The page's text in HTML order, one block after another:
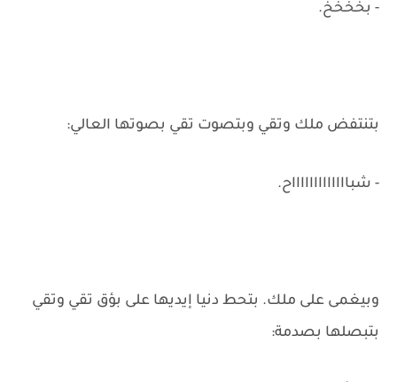
- بخخخخ.
بتنتفض ملك وتقي وبتصوت تقي بصوتها العالي:
- شباااااااااااااح.
وبيغمى على ملك. بتحط دنيا إيديها على بؤق تقي وتقي
بتبصلها بصدمة: